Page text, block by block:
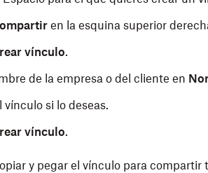
en la esquina superior
vínculo.
de la empresa o del cliente en
vínculo si lo deseas.
vínculo.
y pegar el vínculo para compartir